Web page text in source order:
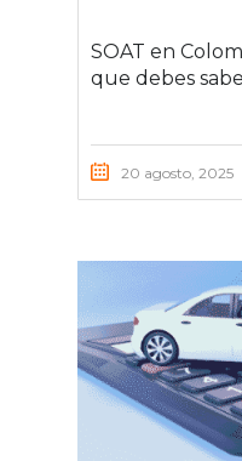
SOAT en
que debes
20 agosto, 2025